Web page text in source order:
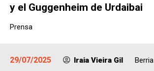
y el Guggenheim de Urdaibai
Prensa
29/07/2025 Iraia Vieira Gil Berria